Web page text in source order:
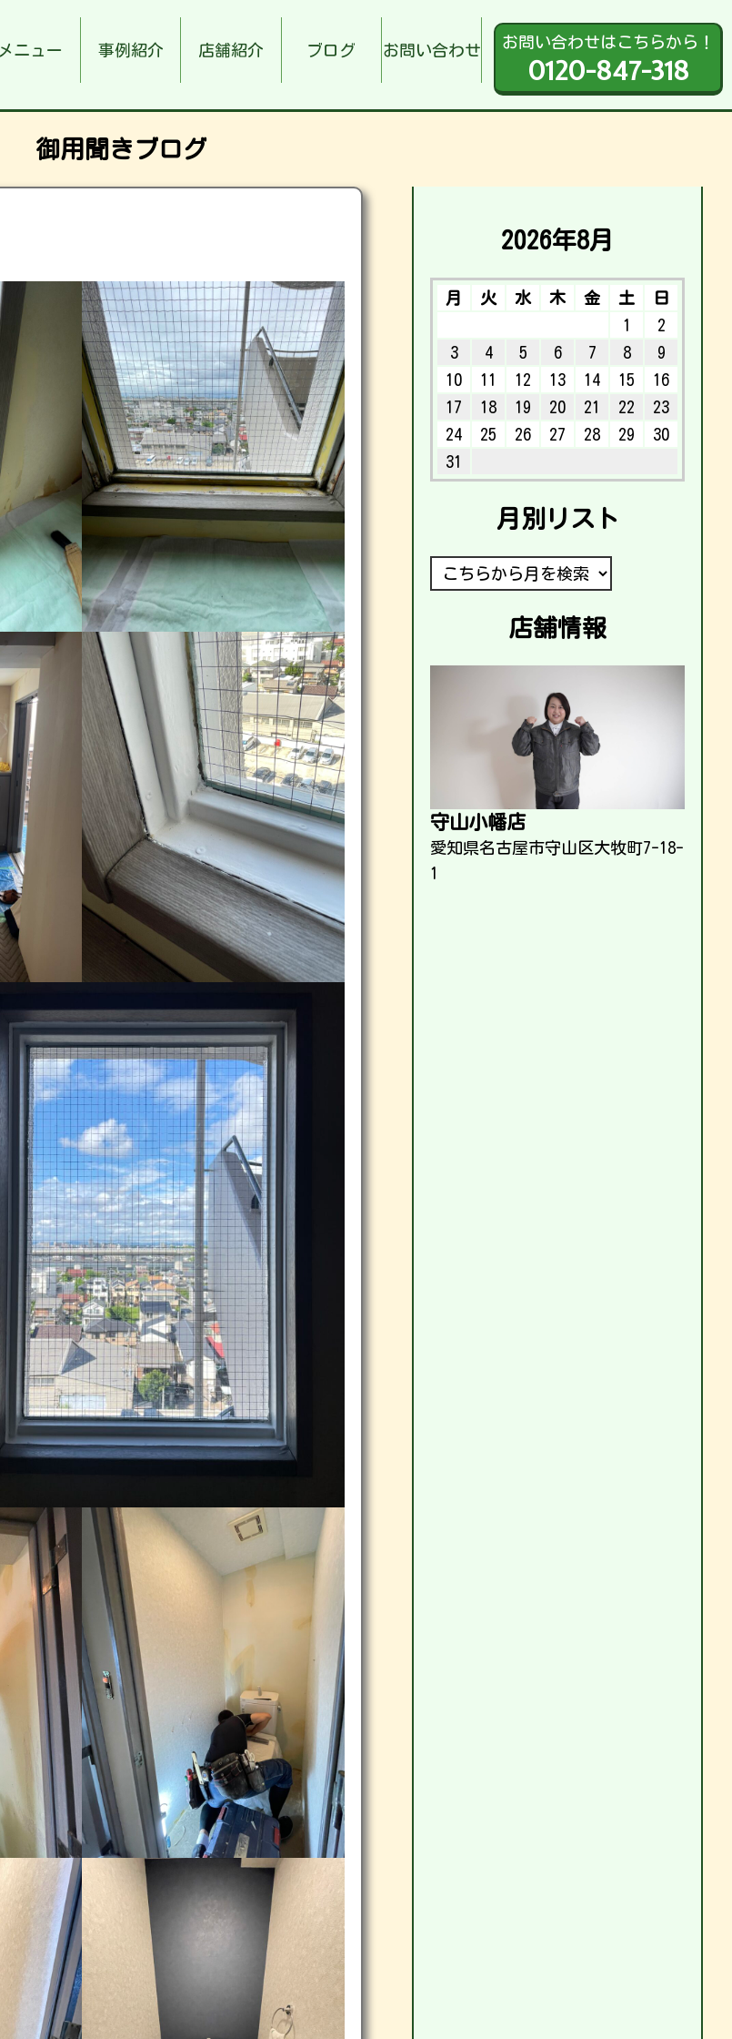
メニュー 事例紹介 店舗紹介 ブログ お問い合わせ お問い合わせはこちらから！
0120-847-318
御用聞きブログ
2026年8月
月 火 水 木 金 土
日
1
2
3
4 5 6 7 8
9
10
11 12 13 14 15
16
17
18 19 20 21 22
23
24
25 26 27 28 29
30
31
月別リスト
店舗情報
守山小幡店
愛知県名古屋市守山区大牧町7-18-
1